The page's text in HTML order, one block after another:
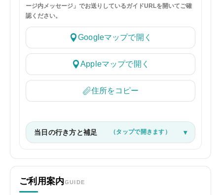
ージ内メッセージ」でお送りしているガイドURLを開いてご確
認ください。
Googleマップで開く
Appleマップで開く
住所をコピー
当日の行き方と補足 （タップで開きます）
ご利用案内GUIDE